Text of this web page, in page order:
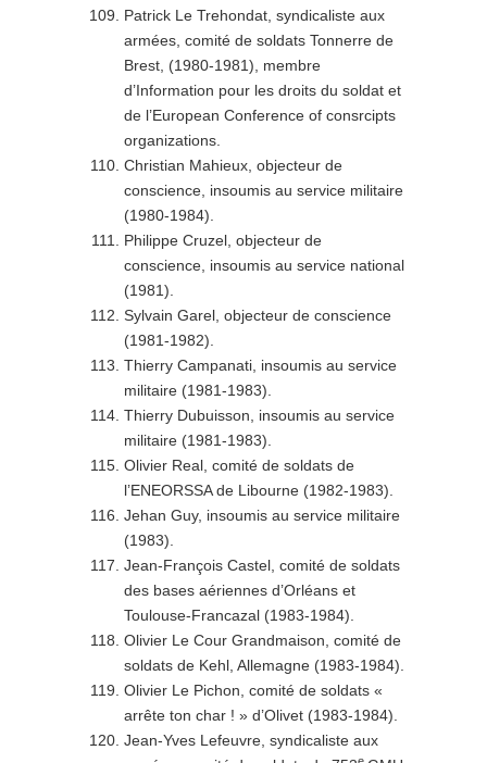
Patrick Le Trehondat, syndicaliste aux
armées, comité de soldats Tonnerre de
Brest, (1980-1981), membre
d’Information pour les droits du soldat et
de l’European Conference of consrcipts
organizations.
Christian Mahieux, objecteur de
conscience, insoumis au service militaire
(1980-1984).
Philippe Cruzel, objecteur de
conscience, insoumis au service national
(1981).
Sylvain Garel, objecteur de conscience
(1981-1982).
Thierry Campanati, insoumis au service
militaire (1981-1983).
Thierry Dubuisson, insoumis au service
militaire (1981-1983).
Olivier Real, comité de soldats de
l’ENEORSSA de Libourne (1982-1983).
Jehan Guy, insoumis au service militaire
(1983).
Jean-François Castel, comité de soldats
des bases aériennes d’Orléans et
Toulouse-Francazal (1983-1984).
Olivier Le Cour Grandmaison, comité de
soldats de Kehl, Allemagne (1983-1984).
Olivier Le Pichon, comité de soldats «
arrête ton char ! » d’Olivet (1983-1984).
Jean-Yves Lefeuvre, syndicaliste aux
e